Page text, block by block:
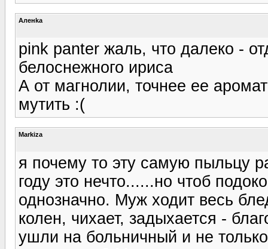
Аленka
pink panter жаль, что далеко -
белоснежного ириса
А от магнолии, точнее ее
мутить :(
Markiza
я почему то эту самую пыльцу
году это нечто......но чтоб
однозначно. Муж ходит весь
колен, чихает, задыхается -
ушли на больничный и не